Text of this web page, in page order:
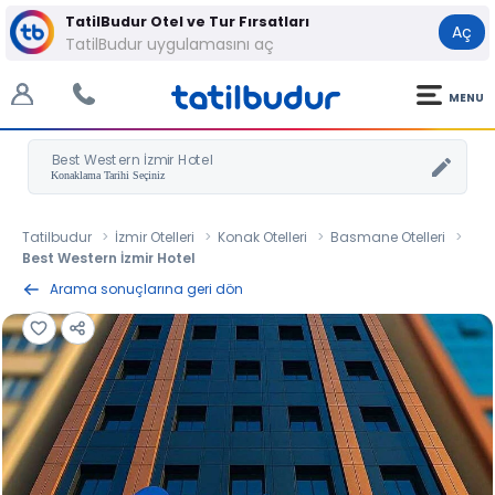
TatilBudur Otel ve Tur Fırsatları
TatilBudur uygulamasını aç
Aç
MENU
Best Western İzmir Hotel
Tatilbudur İzmir Otelleri Konak Otelleri
Basmane Otelleri
Best Western İzmir Hotel
Arama sonuçlarına geri dön